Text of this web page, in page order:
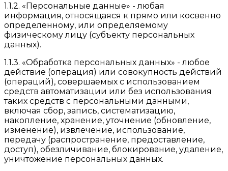
1.1.2. «Персональные данные» - любая
информация, относящаяся к прямо или косвенно
определенному, или определяемому
физическому лицу (субъекту персональных
данных).
1.1.3. «Обработка персональных данных» - любое
действие (операция) или совокупность действий
(операций), совершаемых с использованием
средств автоматизации или без использования
таких средств с персональными данными,
включая сбор, запись, систематизацию,
накопление, хранение, уточнение (обновление,
изменение), извлечение, использование,
передачу (распространение, предоставление,
доступ), обезличивание, блокирование, удаление,
уничтожение персональных данных.